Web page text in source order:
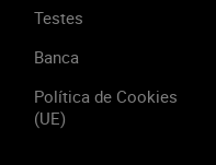
Testes
Banca
Política de Cookies
(UE)